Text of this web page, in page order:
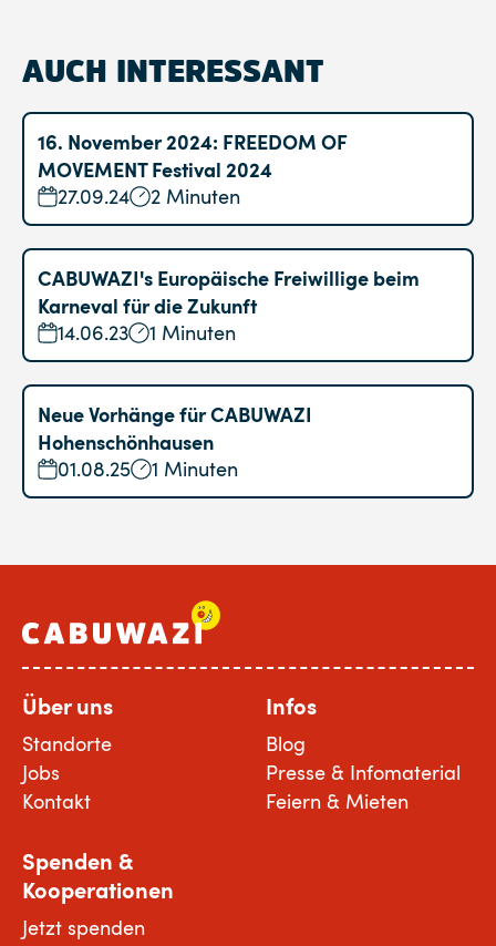
AUCH INTERESSANT
16. November 2024: FREEDOM OF
MOVEMENT Festival 2024
27.09.24 2 Minuten
CABUWAZI's Europäische Freiwillige beim
Karneval für die Zukunft
14.06.23 1 Minuten
Neue Vorhänge für CABUWAZI
Hohenschönhausen
01.08.25 1 Minuten
Über uns
Standorte
Jobs
Kontakt
Infos
Blog
Presse & Infomaterial
Feiern & Mieten
Spenden &
Kooperationen
Jetzt spenden